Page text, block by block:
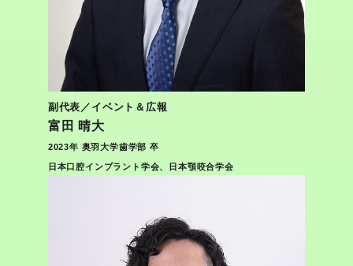
副代表／イベント＆広報
富田 晴大
2023年 奥羽大学歯学部 卒
日本口腔インプラント学会、日本顎咬合学会